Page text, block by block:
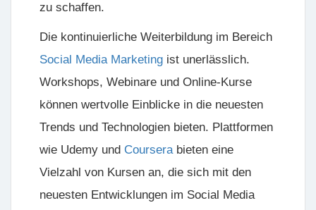
zu schaffen.
Die kontinuierliche Weiterbildung im Bereich
Social Media Marketing ist unerlässlich.
Workshops, Webinare und Online-Kurse
können wertvolle Einblicke in die neuesten
Trends und Technologien bieten. Plattformen
wie Udemy und Courserabieten eine
Vielzahl von Kursen an, die sich mit den
neuesten Entwicklungen im Social Media